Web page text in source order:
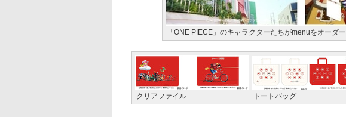
「ONE PIECE」のキャラクターたちがmenuをオーダ
クリアファイル トートバッグ